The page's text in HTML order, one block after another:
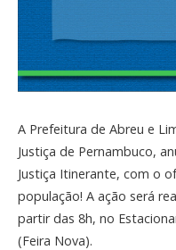
A Prefeitura de Abreu e
Justiça de Pernambuco,
Justiça Itinerante, com o
população! A ação será
partir das 8h, no
(Feira Nova).